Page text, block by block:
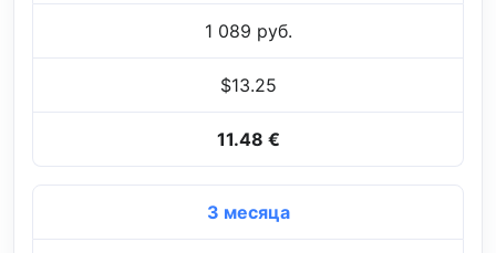
1 089 руб.
$13.25
11.48 €
3 месяца